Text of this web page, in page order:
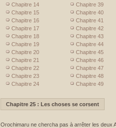
Chapitre 14
Chapitre 15
Chapitre 16
Chapitre 17
Chapitre 18
Chapitre 19
Chapitre 20
Chapitre 21
Chapitre 22
Chapitre 23
Chapitre 24
Chapitre 39
Chapitre 40
Chapitre 41
Chapitre 42
Chapitre 43
Chapitre 44
Chapitre 45
Chapitre 46
Chapitre 47
Chapitre 48
Chapitre 49
Chapitre 25 : Les choses se corsent
Orochimaru ne chercha pas à arrêter les deux